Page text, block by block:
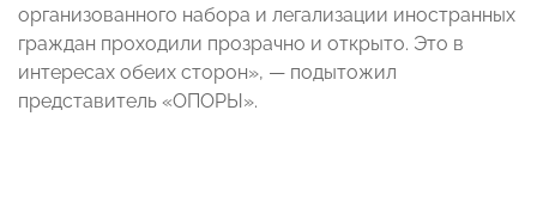
организованного набора и легализации иностранных
граждан проходили прозрачно и открыто. Это в
интересах обеих сторон», — подытожил
представитель «ОПОРЫ».